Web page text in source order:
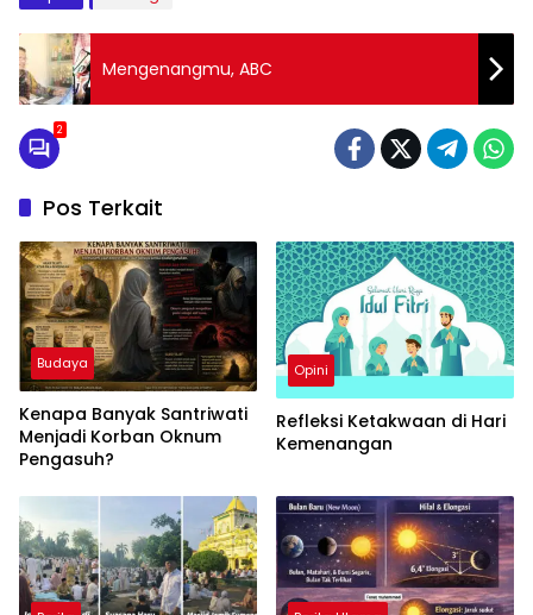
Mengenangmu, ABC
2
Pos Terkait
Budaya
Kenapa Banyak Santriwati
Menjadi Korban Oknum
Pengasuh?
Opini
Refleksi Ketakwaan di Hari
Kemenangan